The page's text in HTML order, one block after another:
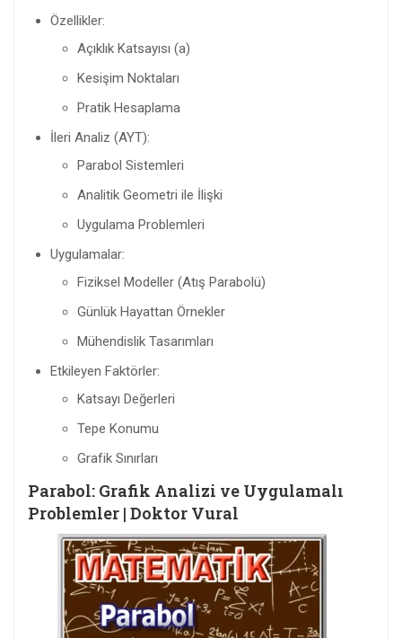
Özellikler:
Açıklık Katsayısı (a)
Kesişim Noktaları
Pratik Hesaplama
İleri Analiz (AYT):
Parabol Sistemleri
Analitik Geometri ile İlişki
Uygulama Problemleri
Uygulamalar:
Fiziksel Modeller (Atış Parabolü)
Günlük Hayattan Örnekler
Mühendislik Tasarımları
Etkileyen Faktörler:
Katsayı Değerleri
Tepe Konumu
Grafik Sınırları
Parabol: Grafik Analizi ve Uygulamalı
Problemler | Doktor Vural